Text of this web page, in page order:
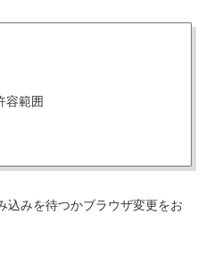
容範囲
みを待つかブラウザ変更をお